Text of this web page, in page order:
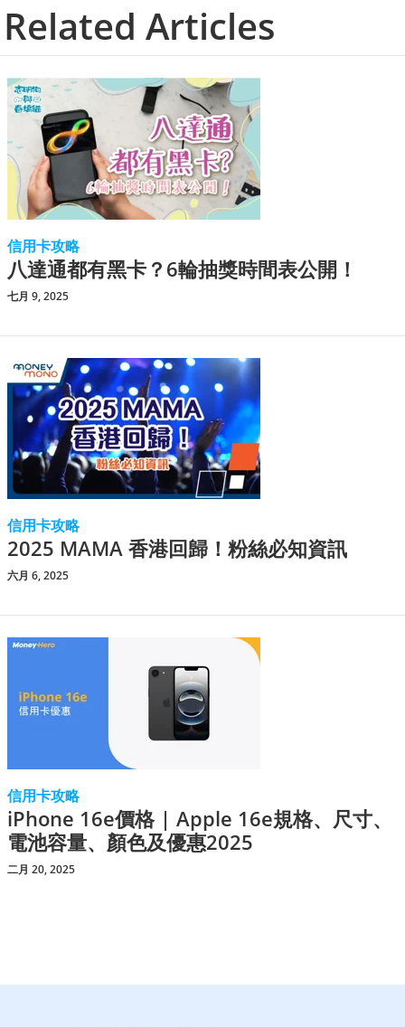
Related Articles
信用卡攻略
八達通都有黑卡？6輪抽獎時間表公開！
七月 9, 2025
信用卡攻略
2025 MAMA 香港回歸！粉絲必知資訊
六月 6, 2025
信用卡攻略
iPhone 16e價格 | Apple 16e規格、尺寸、
電池容量、顏色及優惠2025
二月 20, 2025